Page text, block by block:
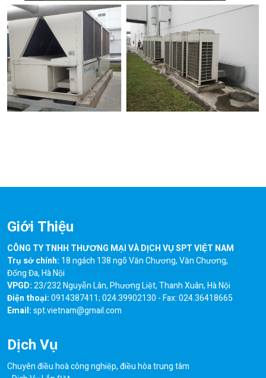
Giới Thiệu
CÔNG TY TNHH THƯƠNG MẠI VÀ DỊCH VỤ SPT VIỆT NAM
Trụ sở chính: 18 ngách 138 ngõ Văn Chương, Văn Chương,
Đống Đa, Hà Nội
VPGD:23/232 Nguyễn Lân, Phương Liệt, Thanh Xuân, Hà Nội
Điện thoại:0914387411; 024.39902130 - Fax: 024.36418665
Email:spt.vietnam@gmail.com
Dịch Vụ
Chuyên điều hoà công nghiệp, điều hòa trung tâm